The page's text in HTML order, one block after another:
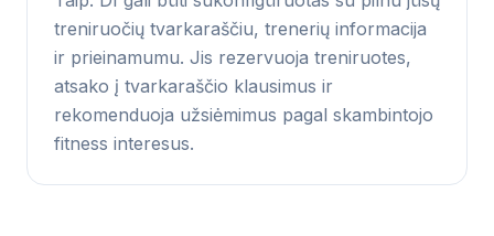
treniruočių tvarkaraščiu, trenerių informacija
ir prieinamumu. Jis rezervuoja treniruotes,
atsako į tvarkaraščio klausimus ir
rekomenduoja užsiėmimus pagal skambintojo
fitness interesus.